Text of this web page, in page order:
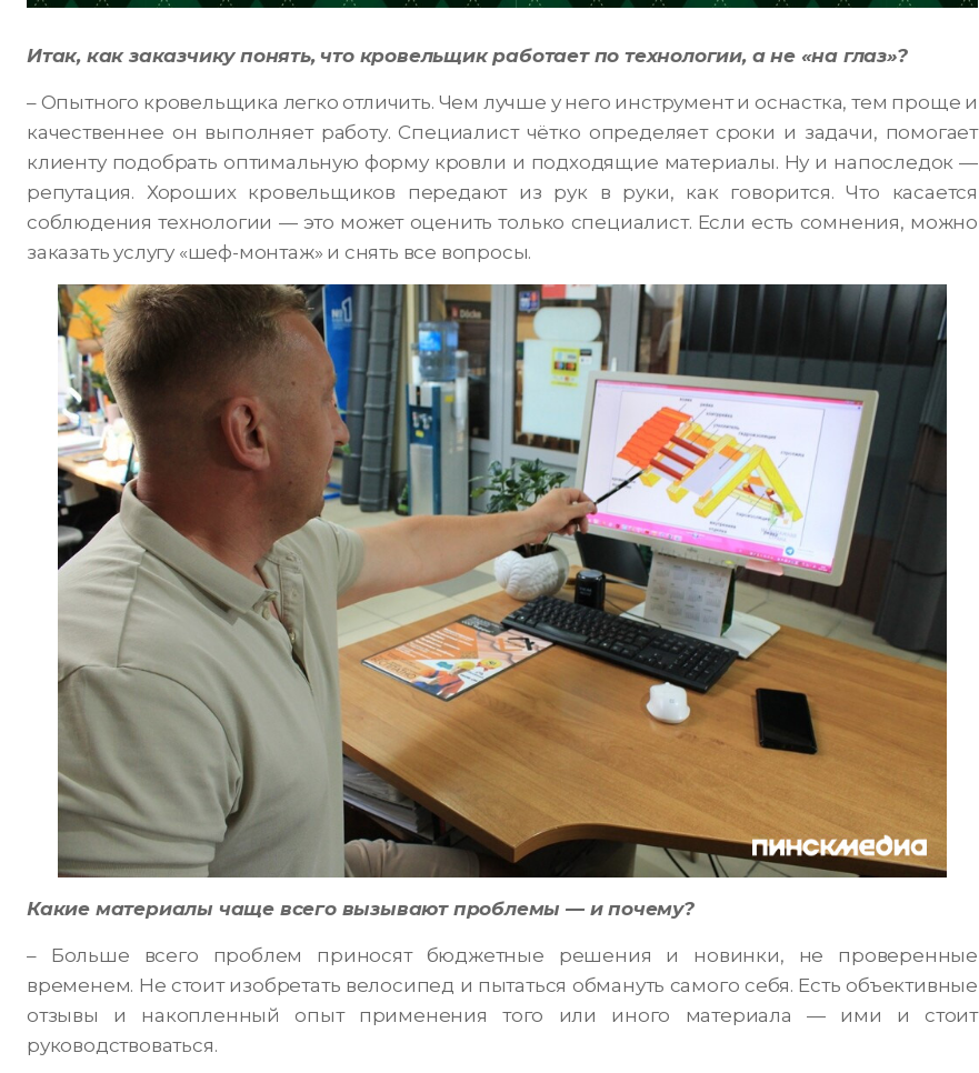
Итак, как заказчику понять, что кровельщик работает по технологии, а не «на глаз»?
– Опытного кровельщика легко отличить. Чем лучше у него инструмент и оснастка, тем проще и
качественнее он выполняет работу. Специалист чётко определяет сроки и задачи, помогает
клиенту подобрать оптимальную форму кровли и подходящие материалы. Ну и напоследок —
репутация. Хороших кровельщиков передают из рук в руки, как говорится. Что касается
соблюдения технологии — это может оценить только специалист. Если есть сомнения, можно
заказать услугу «шеф-монтаж» и снять все вопросы.
Какие материалы чаще всего вызывают проблемы — и почему?
– Больше всего проблем приносят бюджетные решения и новинки, не проверенные
временем. Не стоит изобретать велосипед и пытаться обмануть самого себя. Есть объективные
отзывы и накопленный опыт применения того или иного материала — ими и стоит
руководствоваться.